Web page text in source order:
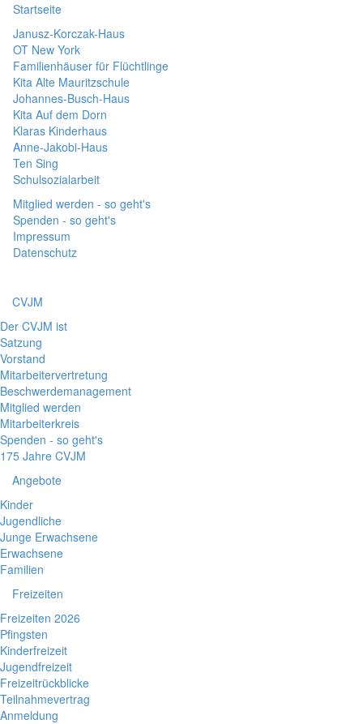
Startseite
Janusz-Korczak-Haus
OT New York
Familienhäuser für Flüchtlinge
Kita Alte Mauritzschule
Johannes-Busch-Haus
Kita Auf dem Dorn
Klaras Kinderhaus
Anne-Jakobi-Haus
Ten Sing
Schulsozialarbeit
Mitglied werden - so geht's
Spenden - so geht's
Impressum
Datenschutz
CVJM
Der CVJM ist
Satzung
Vorstand
Mitarbeitervertretung
Beschwerdemanagement
Mitglied werden
Mitarbeiterkreis
Spenden - so geht's
175 Jahre CVJM
Angebote
Kinder
Jugendliche
Junge Erwachsene
Erwachsene
Familien
Freizeiten
Freizeiten 2026
Pfingsten
Kinderfreizeit
Jugendfreizeit
Freizeitrückblicke
Teilnahmevertrag
Anmeldung